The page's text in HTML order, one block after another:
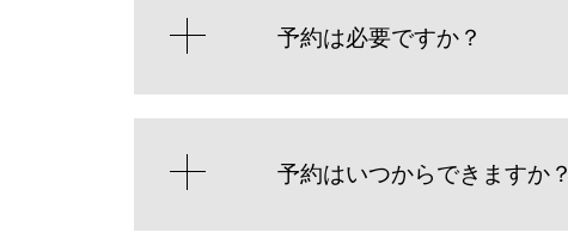
予約は必要ですか？
予約はいつからできますか？